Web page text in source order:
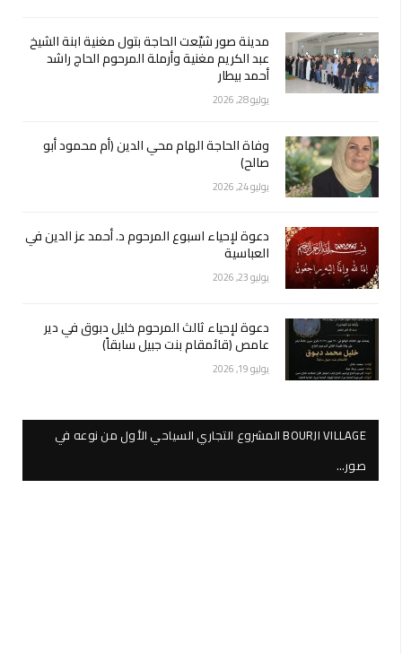
مدينة صور شيّعت الحاجة بتول مغنية ابنة الشيخ
عبد الكريم مغنية وأرملة المرحوم الحاج راشد
أحمد بيطار
يوليو 28, 2026
وفاة الحاجة الهام محي الدين (أم محمود أبو
صالح)
يوليو 24, 2026
دعوة لإحياء اسبوع المرحوم د. أحمد عز الدين في
العباسية
يوليو 23, 2026
دعوة لإحياء ثالث المرحوم خليل دبوق في دير
عامص (قائمقام بنت جبيل سابقاً)
يوليو 19, 2026
BOURJI VILLAGE المشروع التجاري السياحي الأول من نوعه في
صور…